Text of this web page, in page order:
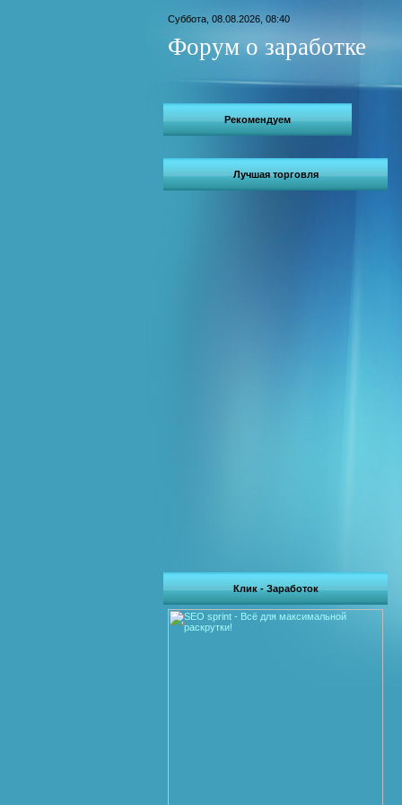
Суббота, 08.08.2026, 08:40
Форум о заработке
Рекомендуем
Лучшая торговля
Клик - Заработок